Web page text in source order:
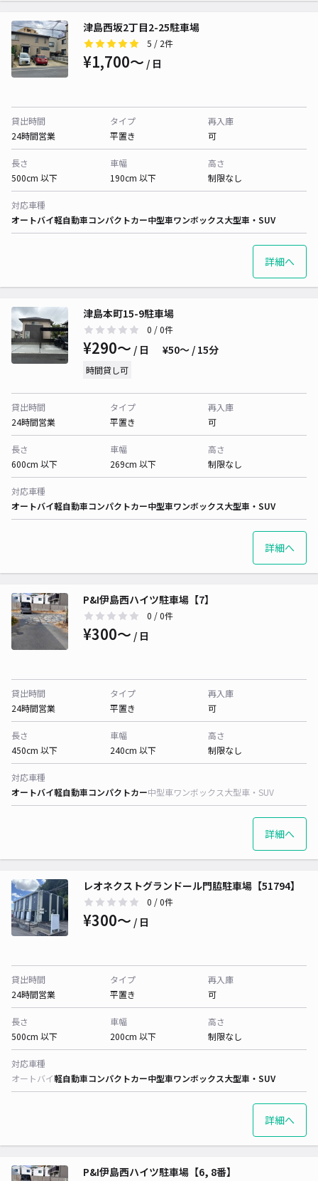
津島西坂2丁目2-25駐車場
5 / 2件
¥1,700〜 / 日
貸出時間
24時間営業
タイプ
平置き
再入庫
可
長さ
500cm 以下
車幅
190cm 以下
高さ
制限なし
対応車種
オートバイ軽自動車コンパクトカー中型車ワンボックス大型車・SUV
詳細へ
津島本町15-9駐車場
0 / 0件
¥290〜 / 日 ¥50〜 / 15分
時間貸し可
貸出時間
24時間営業
タイプ
平置き
再入庫
可
長さ
600cm 以下
車幅
269cm 以下
高さ
制限なし
対応車種
オートバイ軽自動車コンパクトカー中型車ワンボックス大型車・SUV
詳細へ
P&I伊島西ハイツ駐車場【7】
0 / 0件
¥300〜 / 日
貸出時間
24時間営業
タイプ
平置き
再入庫
可
長さ
450cm 以下
車幅
240cm 以下
高さ
制限なし
対応車種
オートバイ軽自動車コンパクトカー中型車ワンボックス大型車・SUV
詳細へ
レオネクストグランドール門脇駐車場【51794】
0 / 0件
¥300〜 / 日
貸出時間
24時間営業
タイプ
平置き
再入庫
可
長さ
500cm 以下
車幅
200cm 以下
高さ
制限なし
対応車種
オートバイ軽自動車コンパクトカー中型車ワンボックス大型車・SUV
詳細へ
P&I伊島西ハイツ駐車場【6, 8番】